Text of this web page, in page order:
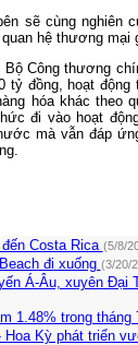
sẽ cùng nghiên
hệ thương mại
Công thương
tỷ đồng, hoạt
hóa khác theo
đi vào hoạt
mà vẫn đáp
Costa Rica (5/8/
đi xuống (3/20/
Á-Âu, xuyên Đại
1.48% trong tháng
Kỳ phát triển